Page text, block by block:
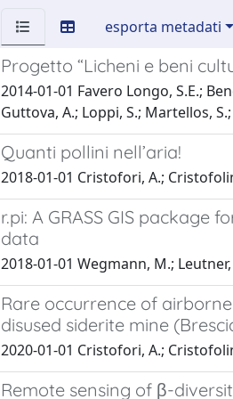
esporta metadati
Progetto “Licheni e beni
2014-01-01 Favero Longo, S.E.;
Guttova, A.; Loppi, S.; Martellos,
Quanti pollini nell’aria!
2018-01-01 Cristofori, A.;
r.pi: A GRASS GIS
data
2018-01-01 Wegmann, M.;
Rare occurrence of
disused siderite mine
2020-01-01 Cristofori, A.;
Remote sensing of β-